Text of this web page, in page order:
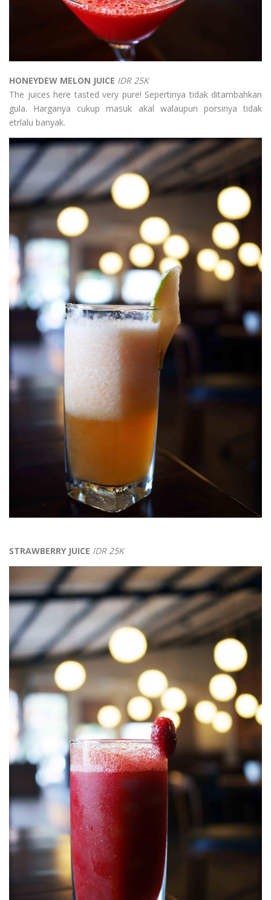
HONEYDEW MELON JUICE IDR 25K
The juices here tasted very pure! Sepertinya tidak ditambahkan
gula. Harganya cukup masuk akal walaupun porsinya tidak
etrlalu banyak.
STRAWBERRY JUICE IDR 25K